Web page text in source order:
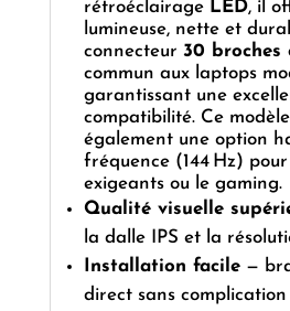
rétroéclairage LED, il
lumineuse, nette et
connecteur 30 broches
commun aux laptops
garantissant une
compatibilité. Ce
également une option
fréquence (144 Hz) pour
exigeants ou le gaming.
Qualité visuelle
la dalle IPS et la
Installation facile—
direct sans complication